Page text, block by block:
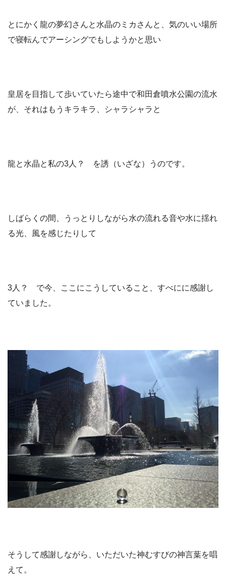
とにかく龍の夢幻さんと水晶のミカさんと、気のいい場所
で寝転んでアーシングでもしようかと思い
皇居を目指して歩いていたら途中で和田倉噴水公園の流水
が、それはもうキラキラ、シャラシャラと
龍と水晶と私の3人？ を誘（いざな）うのです。
しばらくの間、うっとりしながら水の流れる音や水に揺れ
る光、風を感じたりして
3人？ で今、ここにこうしていること、すべにに感謝し
ていました。
そうして感謝しながら、いただいた神むすびの神言葉を唱
えて。